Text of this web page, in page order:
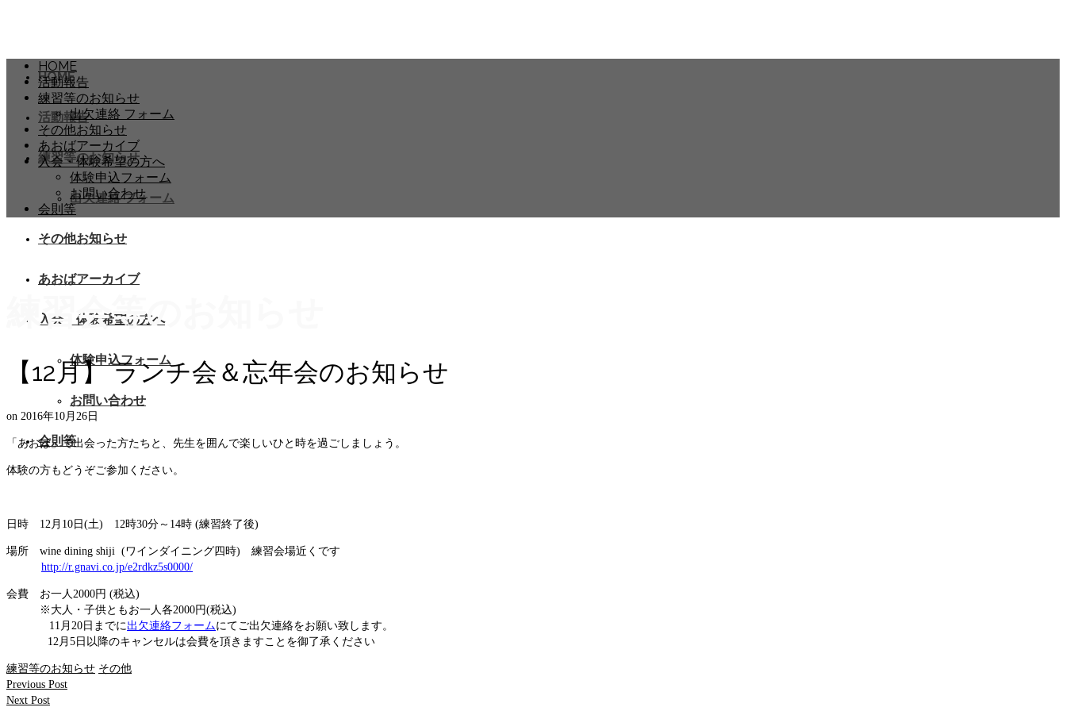
HOME
活動報告
練習等のお知らせ
出欠連絡 フォーム
その他お知らせ
あおばアーカイブ
入会・体験希望の方へ
体験申込フォーム
お問い合わせ
会則等
HOME
活動報告
練習等のお知らせ
出欠連絡 フォーム
その他お知らせ
あおばアーカイブ
入会・体験希望の方へ
体験申込フォーム
お問い合わせ
会則等
練習会等のお知らせ
【12月】 ランチ会＆忘年会のお知らせ
on 2016年10月26日
「あおば」で出会った方たちと、先生を囲んで楽しいひと時を過ごしましょう。
体験の方もどうぞご参加ください。
日時 12月10日(土) 12時30分～14時 (練習終了後)
場所 wine dining shiji (ワインダイニング四時) 練習会場近くです
http://r.gnavi.co.jp/e2rdkz5s0000/
会費 お一人2000円 (税込)
※大人・子供ともお一人各2000円(税込)
11月20日までに出欠連絡フォームにてご出欠連絡をお願い致します。
12月5日以降のキャンセルは会費を頂きますことを御了承ください
練習等のお知らせ その他
Previous Post
Next Post